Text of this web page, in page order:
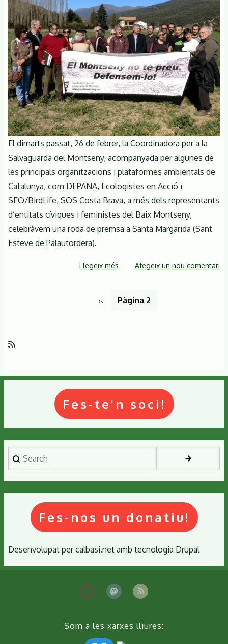
singular.
Debats
sobre
el
futur
del
riu.
El dimarts passat, 26 de febrer, la Coordinadora per a la
Salvaguarda del Montseny, acompanyada per algunes de
les principals organitzacions i plataformes ambientals de
Catalunya, com DEPANA, Ecologistes en Acció i
SEO/BirdLife, SOS Costa Brava, a més dels representants
d’entitats cíviques i feministes del Baix Montseny,
celebràvem una roda de premsa a Santa Margarida (Sant
Esteve de Palautordera).
Llegeix més sobre
demanen
i
projectes
al
Montseny
Afegeix un nou comentari
Pàgina
‹‹ Pàgina 2
Fes-te'n soci!
Search
Fes-nos un donatiu!
Desenvolupat percalbasi.net amb tecnologia Drupal
Som a les xarxes lliures: